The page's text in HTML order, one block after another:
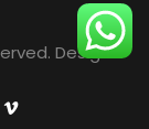
Design